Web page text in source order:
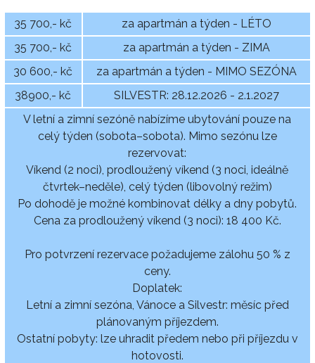
35 700,- kč
za apartmán a týden - LÉTO
35 700,- kč
za apartmán a týden - ZIMA
30 600,- kč
za apartmán a týden - MIMO SEZÓNA
38900,- kč
SILVESTR: 28.12.2026 - 2.1.2027
V letní a zimní sezóně nabízíme ubytování pouze na
celý týden (sobota–sobota). Mimo sezónu lze
rezervovat:
Víkend (2 noci), prodloužený víkend (3 noci, ideálně
čtvrtek–neděle), celý týden (libovolný režim)
Po dohodě je možné kombinovat délky a dny pobytů.
Cena za prodloužený víkend (3 noci): 18 400 Kč.
Pro potvrzení rezervace požadujeme zálohu 50 % z
ceny.
Doplatek:
Letní a zimní sezóna, Vánoce a Silvestr: měsíc před
plánovaným příjezdem.
Ostatní pobyty: lze uhradit předem nebo při příjezdu v
hotovosti.